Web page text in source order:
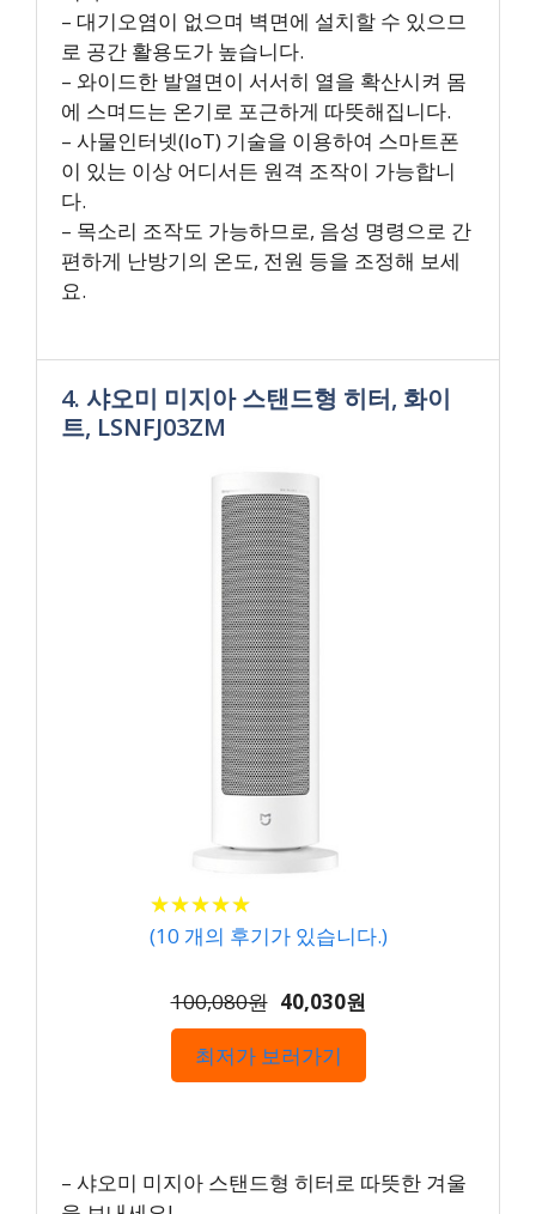
– 대기오염이 없으며 벽면에 설치할 수 있으므
로 공간 활용도가 높습니다.
– 와이드한 발열면이 서서히 열을 확산시켜 몸
에 스며드는 온기로 포근하게 따뜻해집니다.
– 사물인터넷(IoT) 기술을 이용하여 스마트폰
이 있는 이상 어디서든 원격 조작이 가능합니
다.
– 목소리 조작도 가능하므로, 음성 명령으로 간
편하게 난방기의 온도, 전원 등을 조정해 보세
요.
4. 샤오미 미지아 스탠드형 히터, 화이
트, LSNFJ03ZM
★★★★★
★★★★★
(10 개의 후기가 있습니다.)
100,080원 40,030원
최저가 보러가기
– 샤오미 미지아 스탠드형 히터로 따뜻한 겨울